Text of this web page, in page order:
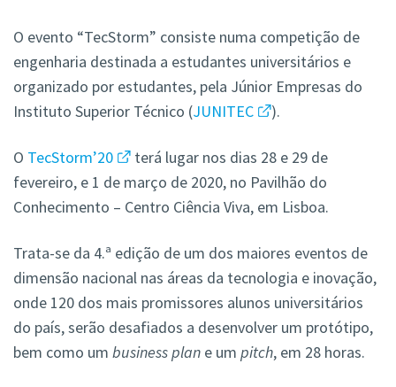
O evento “TecStorm” consiste numa competição de
engenharia destinada a estudantes universitários e
organizado por estudantes, pela Júnior Empresas do
Instituto Superior Técnico (JUNITEC ).
O TecStorm’20
terá lugar nos dias 28 e 29 de
fevereiro, e 1 de março de 2020, no Pavilhão do
Conhecimento – Centro Ciência Viva, em Lisboa.
Trata-se da 4.ª edição de um dos maiores eventos de
dimensão nacional nas áreas da tecnologia e inovação,
onde 120 dos mais promissores alunos universitários
do país, serão desafiados a desenvolver um protótipo,
bem como um business plan e um pitch, em 28 horas.